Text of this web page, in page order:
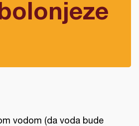
vodom (da voda bude